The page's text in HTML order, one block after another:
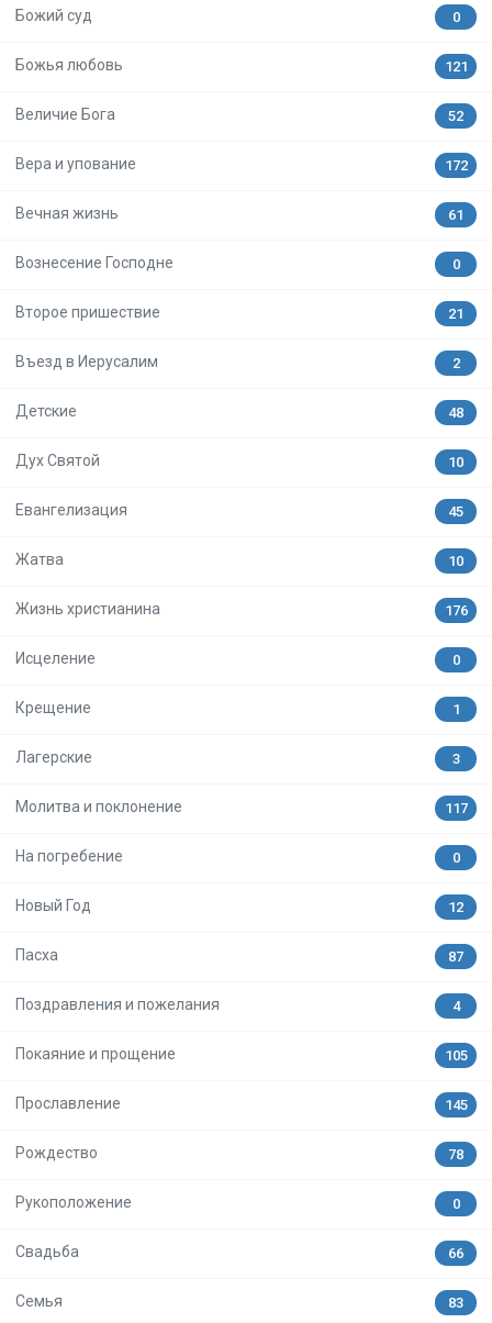
Божий суд 0
Божья любовь 121
Величие Бога 52
Вера и упование 172
Вечная жизнь 61
Вознесение Господне 0
Второе пришествие 21
Въезд в Иерусалим 2
Детские 48
Дух Святой 10
Евангелизация 45
Жатва 10
Жизнь христианина 176
Исцеление 0
Крещение 1
Лагерские 3
Молитва и поклонение 117
На погребение 0
Новый Год 12
Пасха 87
Поздравления и пожелания 4
Покаяние и прощение 105
Прославление 145
Рождество 78
Рукоположение 0
Свадьба 66
Семья 83